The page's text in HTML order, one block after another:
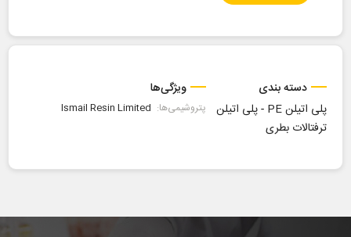
دسته بندی
پلی اتیلن PE
-پلی اتیلن
ترفتالات بطری
ویژگی‌ها
پتروشیمی‌ها: Ismail Resin Limited